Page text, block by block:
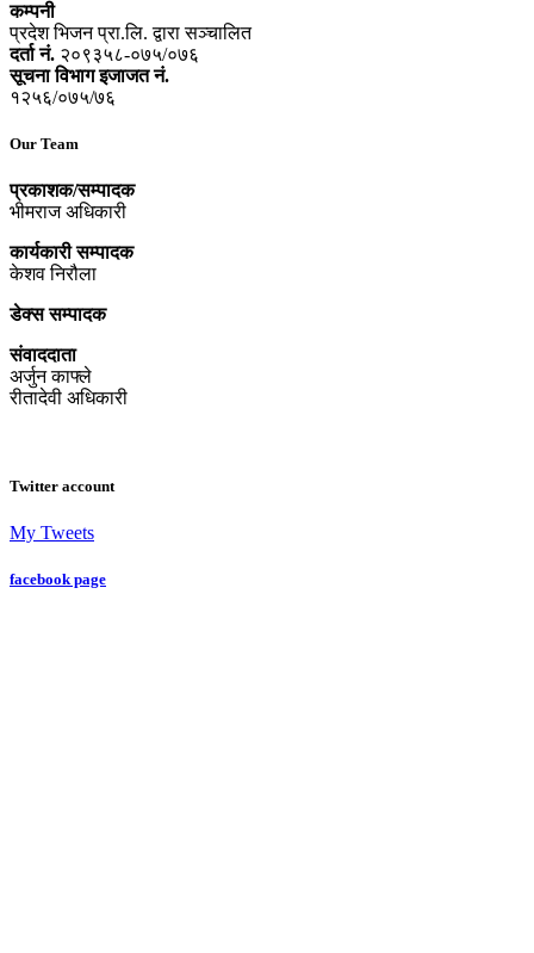
कम्पनी
प्रदेश भिजन प्रा.लि. द्वारा सञ्‍चालित
दर्ता नं. २०९३५८-०७५/०७६
सूचना विभाग इजाजत नं.
१२५६/०७५/७६
Our Team
प्रकाशक/सम्पादक
भीमराज अधिकारी
कार्यकारी सम्पादक
केशव निरौला
डेक्स सम्पादक
संवाददाता
अर्जुन काफ्ले
रीतादेवी अधिकारी
Twitter account
My Tweets
facebook page